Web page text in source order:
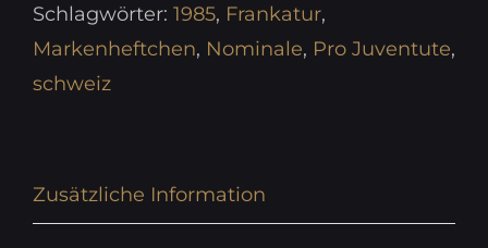
Schlagwörter: 1985, Frankatur,
Markenheftchen, Nominale, Pro Juventute,
schweiz
Zusätzliche Information